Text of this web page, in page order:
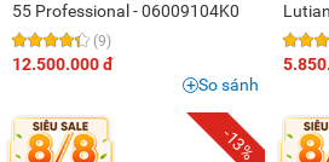
55 Professional - 06009104K0
(9)
12.500.000 đ
So sánh
-13%